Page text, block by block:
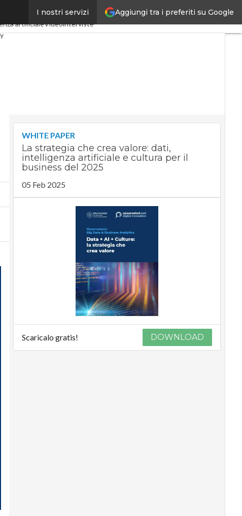
Aggiungi tra i preferiti su Google
I nostri servizi
Industria 4.0 SpacEconomy
artificialeVideointerviste
WHITE PAPER
La strategia che crea valore: dati,
intelligenza artificiale e cultura per il
business del 2025
05 Feb 2025
Scaricalo gratis! DOWNLOAD